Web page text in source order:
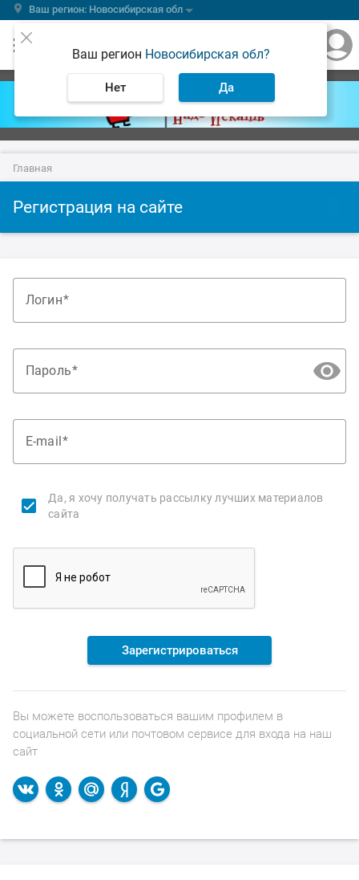
Ваш регион: Новосибирская обл
Ваш регион Новосибирская обл?
Нет Да
Главная
Регистрация на сайте
Логин
Пароль
E-mail
Да, я хочу получать рассылку лучших материалов
сайта
Зарегистрироваться
Вы можете воспользоваться вашим профилем в
социальной сети или почтовом сервисе для входа на наш
сайт